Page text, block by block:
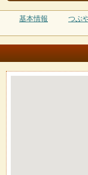
基本情報 つぶ